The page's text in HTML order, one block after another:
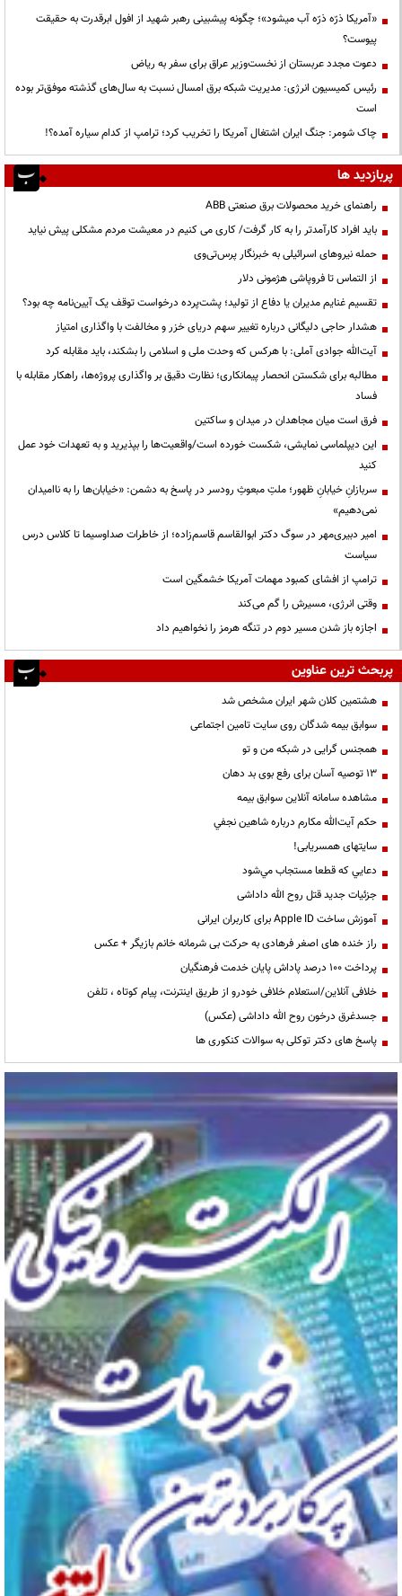
«آمریکا ذرّه ذرّه آب میشود»؛ چگونه پیشبینی رهبر شهید از افول ابرقدرت به حقیقت
پیوست؟
دعوت مجدد عربستان از نخست‌وزیر عراق برای سفر به ریاض
رئیس کمیسیون انرژی: مدیریت شبکه برق امسال نسبت به سال‌های گذشته موفق‌تر بوده
است
چاک شومر: جنگ ایران اشتغال آمریکا را تخریب کرد؛ ترامپ از کدام سیاره آمده؟!
پربازدید ها
راهنمای خرید محصولات برق صنعتی ABB
باید افراد کارآمدتر را به کار گرفت/ کاری می کنیم در معیشت مردم مشکلی پیش نیاید
حمله نیروهای اسرائیلی به خبرنگار پرس‌تی‌وی
از التماس تا فروپاشی هژمونی دلار
تقسیم غنایم مدیران یا دفاع از تولید؛ پشت‌پرده درخواست توقف یک آیین‌نامه چه بود؟
هشدار حاجی دلیگانی درباره تغییر سهم دریای خزر و مخالفت با واگذاری امتیاز
آیت‌الله جوادی آملی: با هرکس که وحدت ملی و اسلامی را بشکند، باید مقابله کرد
مطالبه برای شکستن انحصار پیمانکاری؛ نظارت دقیق بر واگذاری پروژه‌ها، راهکار مقابله با
فساد
فرق است میان مجاهدان در میدان و ساکتین
این دیپلماسی نمایشی، شکست خورده است/واقعیت‌ها را بپذیرید و به تعهدات خود عمل
کنید
سربازانِ خیابانِ ظهور؛ ملتِ مبعوثِ رودسر در پاسخ به دشمن: «خیابان‌ها را به ناامیدان
نمی‌دهیم»
امیر دبیری‌مهر در سوگ دکتر ابوالقاسم قاسم‌زاده؛ از خاطرات صداوسیما تا کلاس درس
سیاست
ترامپ از افشای کمبود مهمات آمریکا خشمگین است
وقتی انرژی، مسیرش را گم می‌کند
اجازه باز شدن مسیر دوم در تنگه هرمز را نخواهیم داد
پربحث ترین عناوین
هشتمین کلان شهر ایران مشخص شد
سوابق بیمه شدگان روی سایت تامین اجتماعی
همجنس گرایی در شبکه من و تو
13 توصیه آسان برای رفع بوی بد دهان
مشاهده سامانه آنلاين سوابق بیمه
حكم آيت‌الله مكارم درباره شاهين نجفي
سایتهای همسریابی!
دعايي كه قطعا مستجاب مي‌شود
جزئیات جدید قتل روح الله داداشی
آموزش ساخت Apple ID برای کاربران ایرانی
راز خنده های اصغر فرهادی به حرکت بی شرمانه خانم بازیگر + عکس
پرداخت ۱۰۰ درصد پاداش پایان خدمت فرهنگیان
خلافی آنلاین/استعلام خلافی خودرو از طریق اینترنت، پیام کوتاه ، تلفن
جسدغرق درخون روح الله داداشی (عکس)
پاسخ های دکتر توکلی به سوالات کنکوری ها